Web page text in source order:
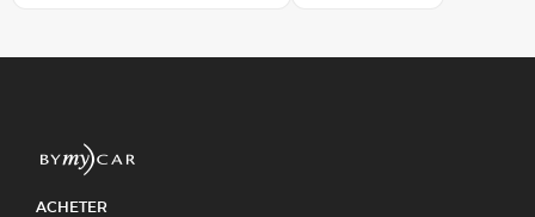
ACHETER